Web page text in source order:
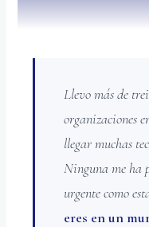
Llevo más de
organizaciones
llegar muchas
Ninguna me ha
urgente como
eres en un